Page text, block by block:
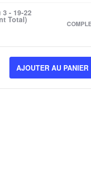
- 19-22
Total)
AJOUTER AU PANIER